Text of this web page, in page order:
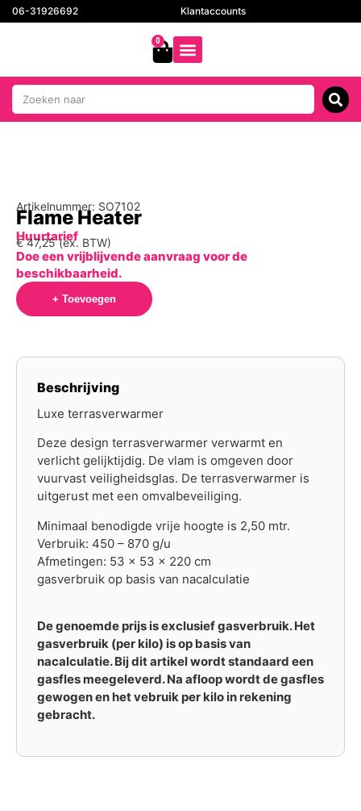
06-31926692 Klantaccounts
0
Artikelnummer: SO7102
Flame Heater
Huurtarief
€47,25(ex. BTW)
Doe een vrijblijvende aanvraag voor de
beschikbaarheid.
+ Toevoegen
Beschrijving
Luxe terrasverwarmer
Deze design terrasverwarmer verwarmt en
verlicht gelijktijdig. De vlam is omgeven door
vuurvast veiligheidsglas. De terrasverwarmer is
uitgerust met een omvalbeveiliging.
Minimaal benodigde vrije hoogte is 2,50 mtr.
Verbruik: 450 – 870 g/u
Afmetingen: 53 x 53 x 220 cm
gasverbruik op basis van nacalculatie
De genoemde prijs is exclusief gasverbruik. Het
gasverbruik (per kilo) is op basis van
nacalculatie. Bij dit artikel wordt standaard een
gasfles meegeleverd. Na afloop wordt de gasfles
gewogen en het vebruik per kilo in rekening
gebracht.